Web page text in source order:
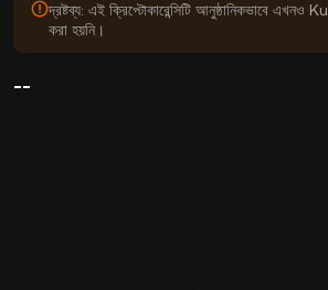
দ্রষ্টব্য: এই ক্রিপ্টোকারেন্সিটি আনুষ্ঠানিকভাবে
করা হয়নি।
--